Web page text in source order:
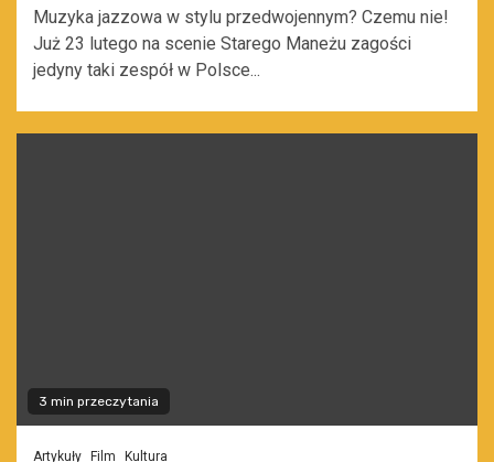
Muzyka jazzowa w stylu przedwojennym? Czemu nie!
Już 23 lutego na scenie Starego Maneżu zagości
jedyny taki zespół w Polsce...
3 min przeczytania
Artykuły Film Kultura